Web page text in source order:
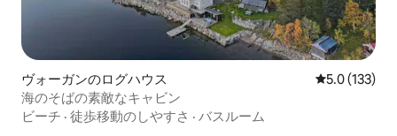
ヴォーガンのログハウス レビュー133
5.0 (133)
海のそばの素敵なキャビン
ビーチ · 徒歩移動のしやすさ · バスルーム